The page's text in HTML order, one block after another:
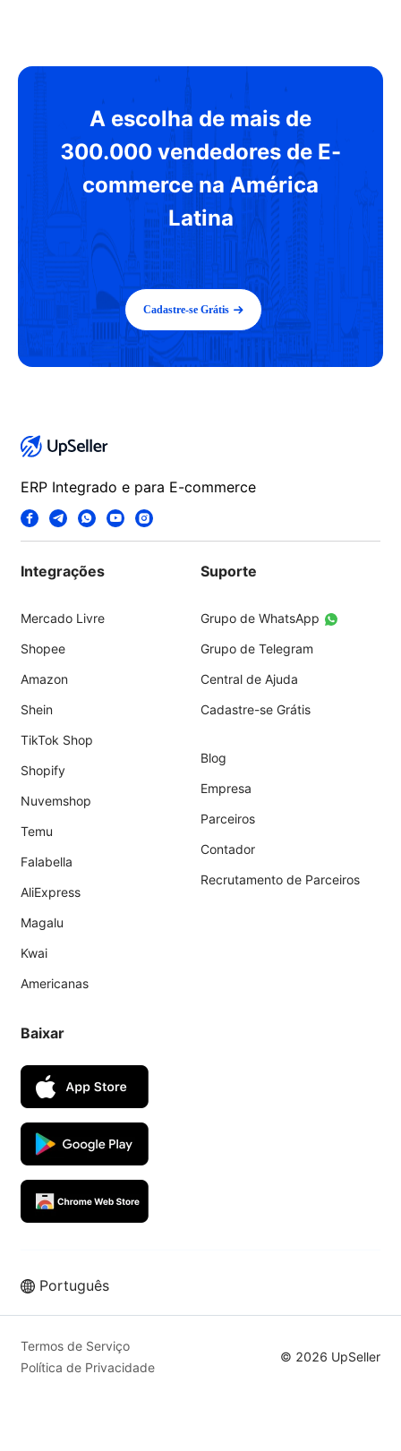
A escolha de mais de
300.000 vendedores de E-
commerce na América
Latina
Cadastre-se Grátis
ERP Integrado e para E-commerce
Integrações
Mercado Livre
Shopee
Amazon
Shein
TikTok Shop
Shopify
Nuvemshop
Temu
Falabella
AliExpress
Magalu
Kwai
Americanas
Suporte
Grupo de WhatsApp
Grupo de Telegram
Central de Ajuda
Cadastre-se Grátis
Blog
Empresa
Parceiros
Contador
Recrutamento de Parceiros
Baixar
Português
Termos de Serviço
Política de Privacidade
© 2026 UpSeller